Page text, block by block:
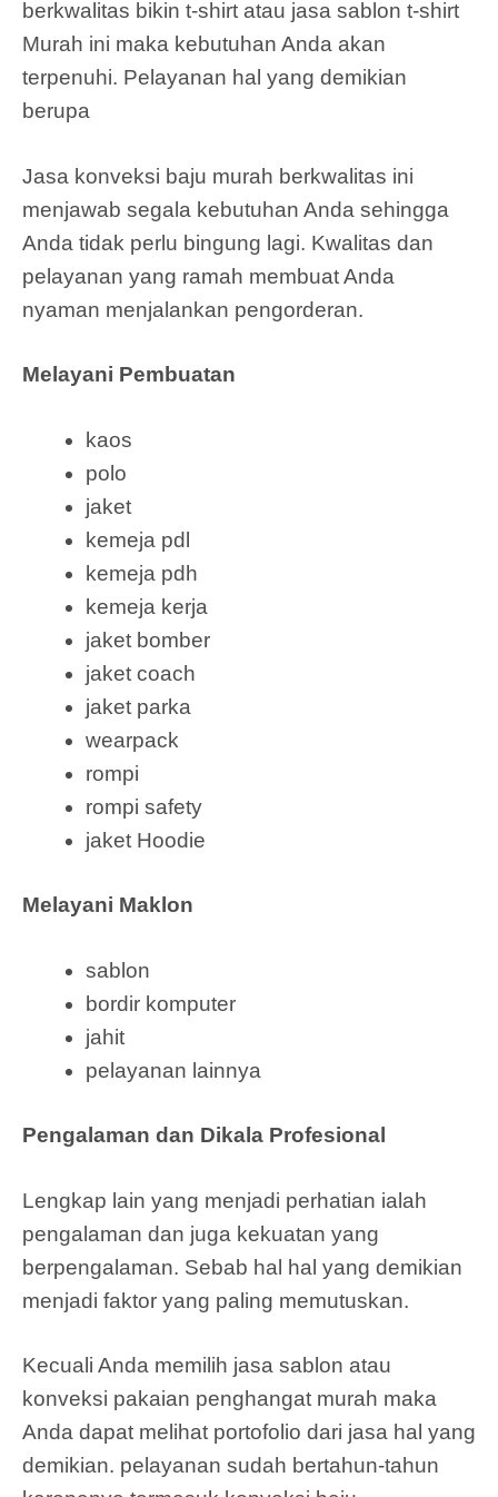
berkwalitas bikin t-shirt atau jasa sablon t-shirt
Murah ini maka kebutuhan Anda akan
terpenuhi. Pelayanan hal yang demikian
berupa
Jasa konveksi baju murah berkwalitas ini
menjawab segala kebutuhan Anda sehingga
Anda tidak perlu bingung lagi. Kwalitas dan
pelayanan yang ramah membuat Anda
nyaman menjalankan pengorderan.
Melayani Pembuatan
kaos
polo
jaket
kemeja pdl
kemeja pdh
kemeja kerja
jaket bomber
jaket coach
jaket parka
wearpack
rompi
rompi safety
jaket Hoodie
Melayani Maklon
sablon
bordir komputer
jahit
pelayanan lainnya
Pengalaman dan Dikala Profesional
Lengkap lain yang menjadi perhatian ialah
pengalaman dan juga kekuatan yang
berpengalaman. Sebab hal hal yang demikian
menjadi faktor yang paling memutuskan.
Kecuali Anda memilih jasa sablon atau
konveksi pakaian penghangat murah maka
Anda dapat melihat portofolio dari jasa hal yang
demikian. pelayanan sudah bertahun-tahun